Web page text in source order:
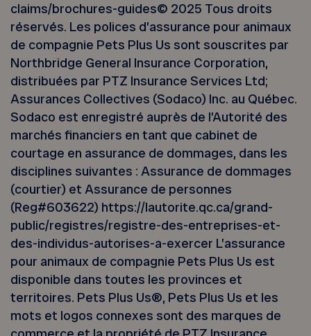
claims/brochures-guides© 2025 Tous droits
réservés. Les polices d’assurance pour animaux
de compagnie Pets Plus Us sont souscrites par
Northbridge General Insurance Corporation,
distribuées par PTZ Insurance Services Ltd;
Assurances Collectives (Sodaco) Inc. au Québec.
Sodaco est enregistré auprès de l’Autorité des
marchés financiers en tant que cabinet de
courtage en assurance de dommages, dans les
disciplines suivantes : Assurance de dommages
(courtier) et Assurance de personnes
(Reg#603622) https://lautorite.qc.ca/grand-
public/registres/registre-des-entreprises-et-
des-individus-autorises-a-exercer L’assurance
pour animaux de compagnie Pets Plus Us est
disponible dans toutes les provinces et
territoires. Pets Plus Us®, Pets Plus Us et les
mots et logos connexes sont des marques de